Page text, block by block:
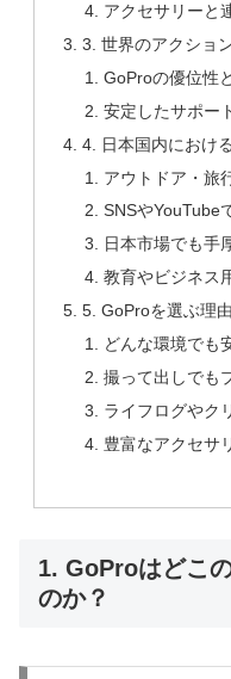
アクセサリーと
3. 世界のアクショ
GoProの優位性
安定したサポー
4. 日本国内におけ
アウトドア・旅
SNSやYouTube
日本市場でも手
教育やビジネス
5. GoProを選ぶ理
どんな環境でも
撮って出しでも
ライフログやク
豊富なアクセサ
1. GoProはどこ
のか？